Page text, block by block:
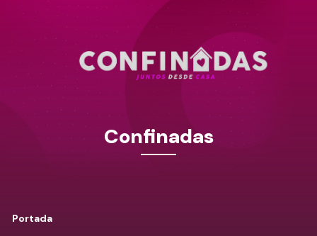
Confinadas
Portada